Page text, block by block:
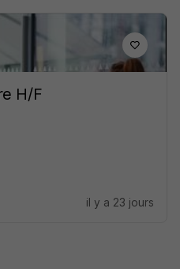
H/F
il y a 23 jours